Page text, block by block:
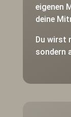
eigenen
deine
Du wirst
sondern